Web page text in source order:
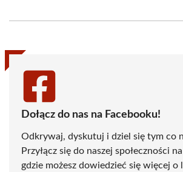
(Twitter)
Dołącz do nas na Facebooku!
Odkrywaj, dyskutuj i dziel się tym co
Przyłącz się do naszej społeczności
gdzie możesz dowiedzieć się więcej o